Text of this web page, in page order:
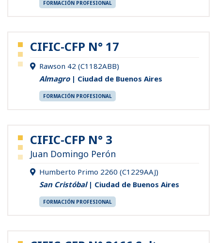
FORMACIÓN PROFESIONAL
CIFIC-CFP N° 17
Rawson 42 (C1182ABB)
Almagro| Ciudad de Buenos Aires
FORMACIÓN PROFESIONAL
CIFIC-CFP N° 3
Juan Domingo Perón
Humberto Primo 2260 (C1229AAJ)
San Cristóbal| Ciudad de Buenos Aires
FORMACIÓN PROFESIONAL